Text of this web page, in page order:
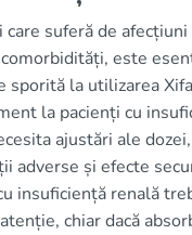
suferă de afecțiuni
este
sporită la utilizarea
la pacienți cu
ajustări ale
adverse și efecte
insuficiență renală
chiar dacă